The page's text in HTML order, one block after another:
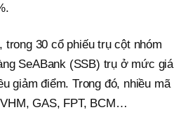
, trong 30 cổ phiếu trụ cột nhóm
SeABank (SSB) trụ ở mức giá
giảm điểm. Trong đó, nhiều mã
GAS, FPT, BCM…